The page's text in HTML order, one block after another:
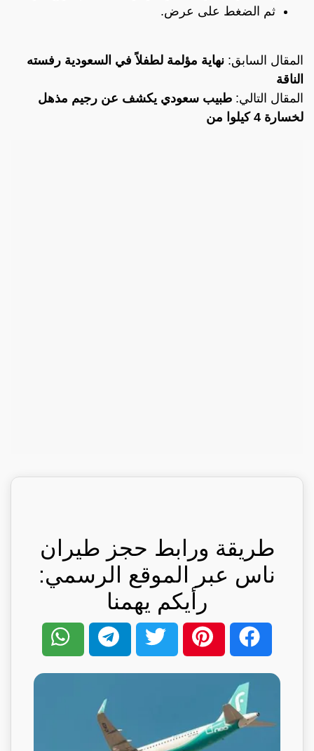
ثم الضغط على عرض.
المقال السابق: نهاية مؤلمة لطفلاً في السعودية رفسته
الناقة
المقال التالي: طبيب سعودي يكشف عن رجيم مذهل
لخسارة 4 كيلوا من
طريقة ورابط حجز طيران
ناس عبر الموقع الرسمي:
رأيكم يهمنا